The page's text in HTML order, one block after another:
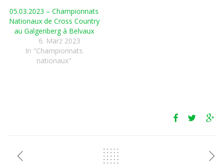
05.03.2023 – Championnats
Nationaux de Cross Country
au Galgenberg à Belvaux
6. März 2023
In "Championnats
nationaux"